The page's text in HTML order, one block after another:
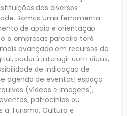
dos diversos
Somos uma ferramenta
de apoio e orientação.
a empresas parceira terá
avançado em recursos de
poderá interagir com dicas,
de indicação de
agenda de eventos; espaço
(vídeos e imagens),
patrocínios ou
a Turismo, Cultura e